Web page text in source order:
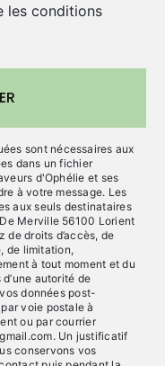
les conditions
sont nécessaires aux
dans un fichier
d'Ophélie et ses
à votre message. Les
aux seuls destinataires
Merville 56100 Lorient
de droits d’accès, de
de limitation,
à tout moment et du
autorité de
données post-
voie postale à
ou par courrier
Un justificatif
conservons vos